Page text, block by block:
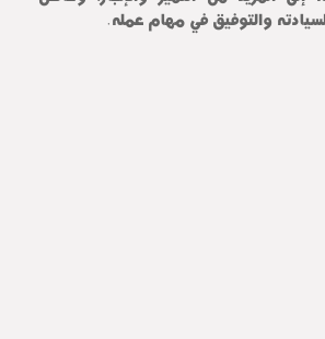
والتوفيق في مهام عمله.